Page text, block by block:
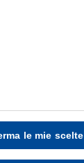
le mie scelte